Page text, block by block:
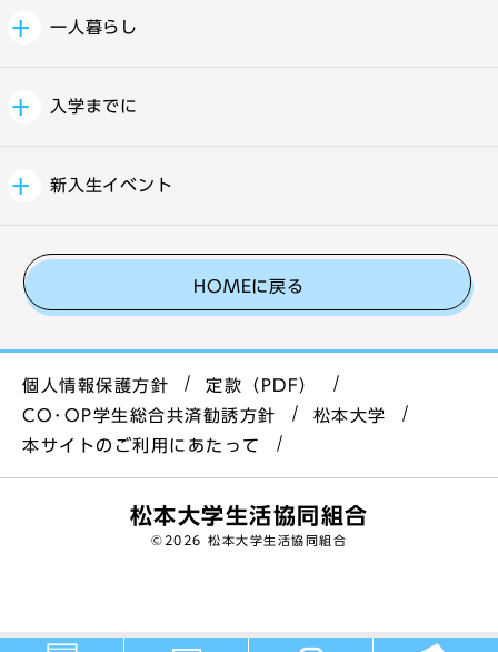
一人暮らし
入学までに
新入生イベント
HOMEに戻る
松本大学生活協同組合
© 2026 松本大学生活協同組合
個人情報保護方針
定款（PDF）
CO･OP学生総合共済勧誘方針
松本大学
本サイトのご利用にあたって